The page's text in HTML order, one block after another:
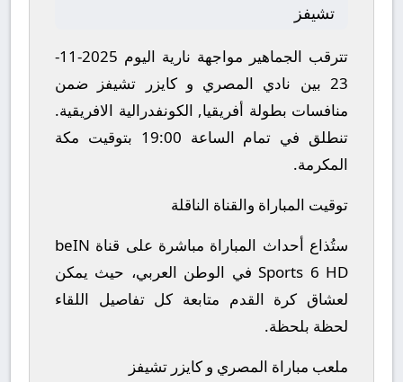
تشيفز
تترقب الجماهير مواجهة نارية اليوم 2025-11-
23 بين نادي المصري و كايزر تشيفز ضمن
منافسات بطولة أفريقيا, الكونفدرالية الافريقية.
تنطلق في تمام الساعة 19:00 بتوقيت مكة
المكرمة.
توقيت المباراة والقناة الناقلة
ستُذاع أحداث المباراة مباشرة على قناة beIN
Sports 6 HD في الوطن العربي، حيث يمكن
لعشاق كرة القدم متابعة كل تفاصيل اللقاء
لحظة بلحظة.
ملعب مباراة المصري و كايزر تشيفز